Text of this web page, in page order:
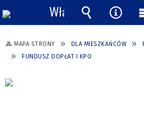
MAPA STRONY DLA MIESZKAŃCÓW
FUNDUSZ DOPŁAT I KPO
Włącz
powiadomienia